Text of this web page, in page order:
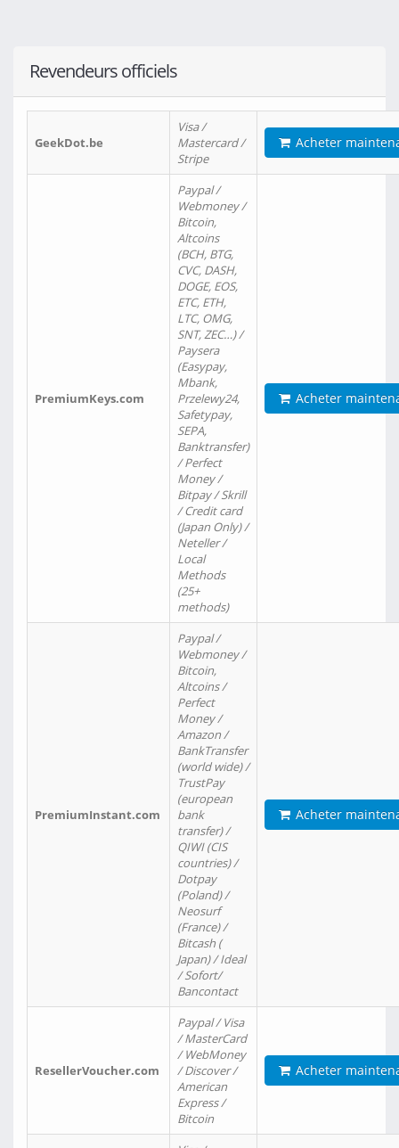
Revendeurs officiels
GeekDot.be
Visa /
Mastercard /
Stripe
Acheter
PremiumKeys.com
Paypal /
Webmoney /
Bitcoin,
Altcoins
(BCH, BTG,
CVC, DASH,
DOGE, EOS,
ETC, ETH,
LTC, OMG,
SNT, ZEC…) /
Paysera
(Easypay,
Mbank,
Przelewy24,
Safetypay,
SEPA,
Banktransfer)
/ Perfect
Money /
Bitpay / Skrill
/ Credit card
(Japan Only) /
Neteller /
Local
Methods
(25+
methods)
Acheter
PremiumInstant.com
Paypal /
Webmoney /
Bitcoin,
Altcoins /
Perfect
Money /
Amazon /
BankTransfer
(world wide) /
TrustPay
(european
bank
transfer) /
QIWI (CIS
countries) /
Dotpay
(Poland) /
Neosurf
(France) /
Bitcash (
Japan) / Ideal
/ Sofort/
Bancontact
Acheter
ResellerVoucher.com
Paypal / Visa
/ MasterCard
/ WebMoney
/ Discover /
American
Express /
Bitcoin
Acheter